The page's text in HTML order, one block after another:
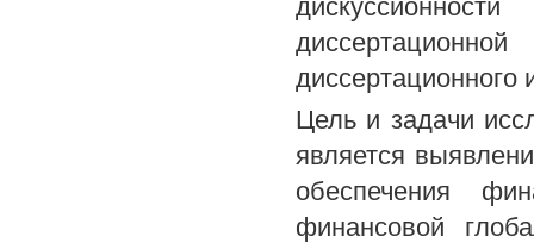
диссертационного
Цель и задачи
является
обеспечения
финансовой